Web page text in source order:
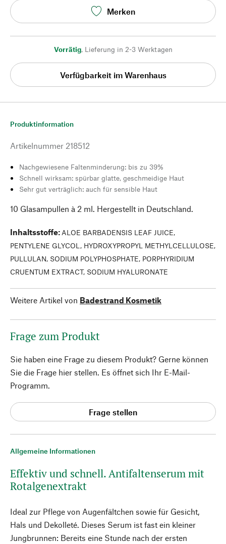
Merken
Vorrätig, Lieferung in 2-3 Werktagen
Verfügbarkeit im Warenhaus
Allgemeine Informationen
Effektiv und schnell. Antifaltenserum mit
Rotalgenextrakt
Ideal zur Pflege von Augenfältchen sowie für Gesicht,
Hals und Dekolleté. Dieses Serum ist fast ein kleiner
Jungbrunnen: Bereits eine Stunde nach der ersten
Produktinformation
Artikelnummer 218512
Nachgewiesene Faltenminderung: bis zu 39%
Schnell wirksam: spürbar glatte, geschmeidige Haut
Sehr gut verträglich: auch für sensible Haut
10 Glasampullen à 2 ml. Hergestellt in Deutschland.
Inhaltsstoffe: ALOE BARBADENSIS LEAF JUICE,
PENTYLENE GLYCOL, HYDROXYPROPYL METHYLCELLULOSE,
PULLULAN, SODIUM POLYPHOSPHATE, PORPHYRIDIUM
CRUENTUM EXTRACT, SODIUM HYALURONATE
Weitere Artikel von Badestrand Kosmetik
Frage zum Produkt
Sie haben eine Frage zu diesem Produkt? Gerne können
Sie die Frage hier stellen. Es öffnet sich Ihr E-Mail-
Programm.
Frage stellen